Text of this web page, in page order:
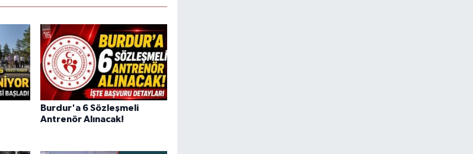
Burdur'a 6 Sözleşmeli
Antrenör Alınacak!